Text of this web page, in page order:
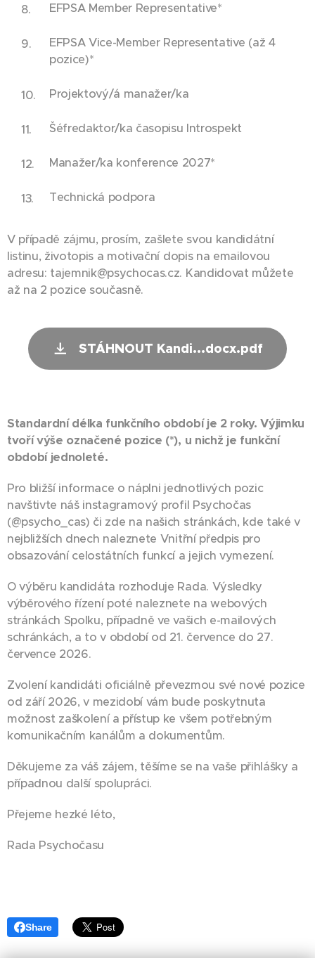
EFPSA Member Representative*
EFPSA Vice-Member Representative (až 4
pozice)*
Projektový/á manažer/ka
Šéfredaktor/ka časopisu Introspekt
Manažer/ka konference 2027*
Technická podpora
V případě zájmu, prosím, zašlete svou kandidátní
listinu, životopis a motivační dopis na emailovou
adresu: tajemnik@psychocas.cz. Kandidovat můžete
až na 2 pozice současně.
STÁHNOUT Kandi...docx.pdf
Standardní délka funkčního období je 2 roky. Výjimku
tvoří výše označené pozice (*), u nichž je funkční
období jednoleté.
Pro bližší informace o náplni jednotlivých pozic
navštivte náš instagramový profil Psychočas
(@psycho_cas) či zde na našich stránkách, kde také v
nejbližších dnech naleznete Vnitřní předpis pro
obsazování celostátních funkcí a jejich vymezení.
O výběru kandidáta rozhoduje Rada. Výsledky
výběrového řízení poté naleznete na webových
stránkách Spolku, případně ve vašich e-mailových
schránkách, a to v období od 21. července do 27.
července 2026.
Zvolení kandidáti oficiálně převezmou své nové pozice
od září 2026, v mezidobí vám bude poskytnuta
možnost zaškolení a přístup ke všem potřebným
komunikačním kanálům a dokumentům.
Děkujeme za váš zájem, těšíme se na vaše přihlášky a
případnou další spolupráci.
Přejeme hezké léto,
Rada Psychočasu
Share